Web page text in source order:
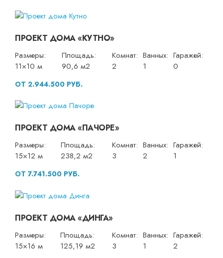
ПРОЕКТ ДОМА «КУТНО»
Размеры:
11×10 м
Площадь:
90,6 м2
Комнат:
2
Ванных:
1
Гаражей:
0
ОТ 2.944.500 РУБ.
ПРОЕКТ ДОМА «ПАЧОРЕ»
Размеры:
15×12 м
Площадь:
238,2 м2
Комнат:
3
Ванных:
2
Гаражей:
1
ОТ 7.741.500 РУБ.
ПРОЕКТ ДОМА «ДИНГА»
Размеры:
15×16 м
Площадь:
125,19 м2
Комнат:
3
Ванных:
1
Гаражей:
2